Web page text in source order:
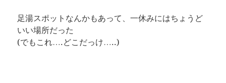
足湯スポットなんかもあって、一休みにはちょうど
いい場所だった
(でもこれ….どこだっけ…..)